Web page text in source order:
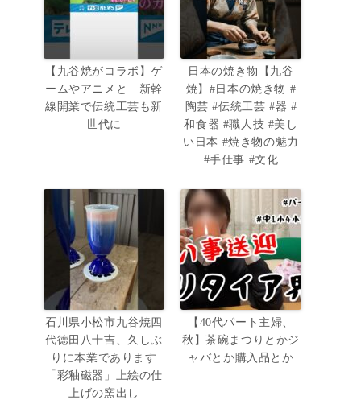
【九谷焼がコラボ】ゲ
ームやアニメと 新幹
線開業で伝統工芸も新
世代に
日本の焼き物【九谷
焼】#日本の焼き物 #
陶芸 #伝統工芸 #器 #
和食器 #職人技 #美し
い日本 #焼き物の魅力
#手仕事 #文化
石川県小松市九谷焼四
代徳田八十吉、久しぶ
りに本業であります
「彩釉磁器」上絵の仕
上げの窯出し
【40代パート主婦、
秋】茶碗まつりとかジ
ャバとか購入品とか